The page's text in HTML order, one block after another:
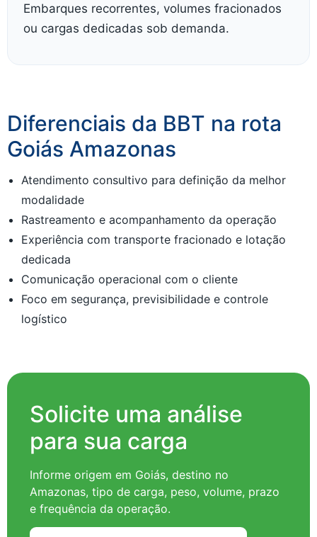
Embarques recorrentes, volumes fracionados
ou cargas dedicadas sob demanda.
Diferenciais da BBT na rota
Goiás Amazonas
Atendimento consultivo para definição da melhor
modalidade
Rastreamento e acompanhamento da operação
Experiência com transporte fracionado e lotação
dedicada
Comunicação operacional com o cliente
Foco em segurança, previsibilidade e controle
logístico
Solicite uma análise
para sua carga
Informe origem em Goiás, destino no
Amazonas, tipo de carga, peso, volume, prazo
e frequência da operação.